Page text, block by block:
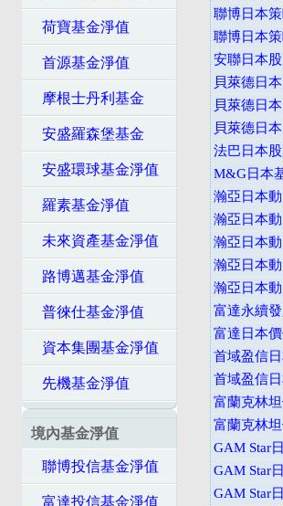
荷寶基金淨值
首源基金淨值
摩根士丹利基金
安盛羅森堡基金
安盛環球基金淨值
羅素基金淨值
未來資產基金淨值
路博邁基金淨值
普徠仕基金淨值
資本集團基金淨值
先機基金淨值
境內基金淨值
聯博投信基金淨值
富達投信基金淨值
聯博日本
聯博日本
安聯日本
貝萊德日
貝萊德日
貝萊德日
法巴日本
M&G日本
瀚亞日本
瀚亞日本
瀚亞日本
瀚亞日本
瀚亞日本
富達永續
富達日本
首域盈信
首域盈信
富蘭克林
富蘭克林
GAM Star
GAM Star
GAM Star